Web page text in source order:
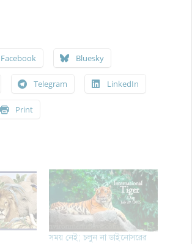
Facebook Bluesky
Telegram LinkedIn
Print
সময় নেই; চলুন না ডাইনোসরের